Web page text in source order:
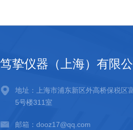
笃挚仪器（上海）有限
地址：上海市浦东新区外高桥保税区
5号楼311室
邮箱：dooz17@qq.com